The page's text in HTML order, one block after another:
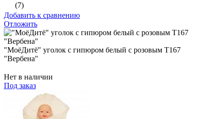
(7)
Добавить к сравнению
Отложить
"МоёДитё" уголок с гипюром белый с розовым Т167
"Вербена"
Нет в наличии
Под заказ